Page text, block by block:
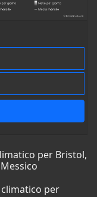
per Bristol,
per